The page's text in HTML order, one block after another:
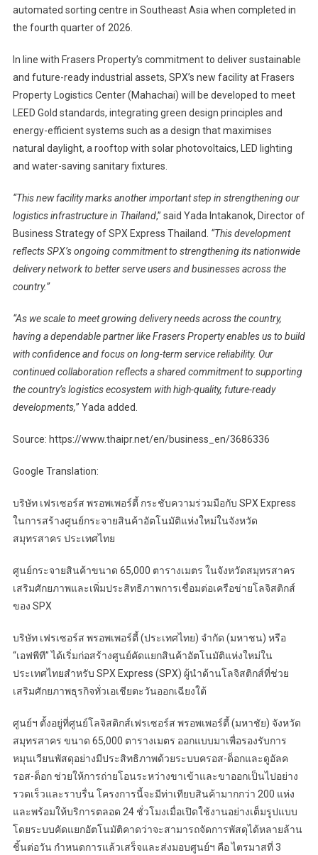
automated sorting centre in Southeast Asia when completed in
the fourth quarter of 2026.
In line with Frasers Property’s commitment to deliver sustainable
and future-ready industrial assets, SPX’s new facility at Frasers
Property Logistics Center (Mahachai) will be developed to meet
LEED Gold standards, integrating green design principles and
energy-efficient systems such as a design that maximises
natural daylight, a rooftop with solar photovoltaics, LED lighting
and water-saving sanitary fixtures.
“This new facility marks another important step in strengthening our
logistics infrastructure in Thailand,” said Yada Intakanok, Director of
Business Strategy of SPX Express Thailand. “This development
reflects SPX’s ongoing commitment to strengthening its nationwide
delivery network to better serve users and businesses across the
country.”
“As we scale to meet growing delivery needs across the country,
having a dependable partner like Frasers Property enables us to build
with confidence and focus on long-term service reliability. Our
continued collaboration reflects a shared commitment to supporting
the country’s logistics ecosystem with high-quality, future-ready
developments,” Yada added.
Source: https://www.thaipr.net/en/business_en/3686336
Google Translation:
บริษัท เฟรเซอร์ส พรอพเพอร์ตี้ กระชับความร่วมมือกับ SPX Express
ในการสร้างศูนย์กระจายสินค้าอัตโนมัติแห่งใหม่ในจังหวัด
สมุทรสาคร ประเทศไทย
ศูนย์กระจายสินค้าขนาด 65,000 ตารางเมตร ในจังหวัดสมุทรสาคร
เสริมศักยภาพและเพิ่มประสิทธิภาพการเชื่อมต่อเครือข่ายโลจิสติกส์
ของ SPX
บริษัท เฟรเซอร์ส พรอพเพอร์ตี้ (ประเทศไทย) จำกัด (มหาชน) หรือ
“เอฟพีที” ได้เริ่มก่อสร้างศูนย์คัดแยกสินค้าอัตโนมัติแห่งใหม่ใน
ประเทศไทยสำหรับ SPX Express (SPX) ผู้นำด้านโลจิสติกส์ที่ช่วย
เสริมศักยภาพธุรกิจทั่วเอเชียตะวันออกเฉียงใต้
ศูนย์ฯ ตั้งอยู่ที่ศูนย์โลจิสติกส์เฟรเซอร์ส พรอพเพอร์ตี้ (มหาชัย) จังหวัด
สมุทรสาคร ขนาด 65,000 ตารางเมตร ออกแบบมาเพื่อรองรับการ
หมุนเวียนพัสดุอย่างมีประสิทธิภาพด้วยระบบครอส-ด็อกและดูอัลค
รอส-ด็อก ช่วยให้การถ่ายโอนระหว่างขาเข้าและขาออกเป็นไปอย่าง
รวดเร็วและราบรื่น โครงการนี้จะมีท่าเทียบสินค้ามากกว่า 200 แห่ง
และพร้อมให้บริการตลอด 24 ชั่วโมงเมื่อเปิดใช้งานอย่างเต็มรูปแบบ
โดยระบบคัดแยกอัตโนมัติคาดว่าจะสามารถจัดการพัสดุได้หลายล้าน
ชิ้นต่อวัน กำหนดการแล้วเสร็จและส่งมอบศูนย์ฯ คือ ไตรมาสที่ 3